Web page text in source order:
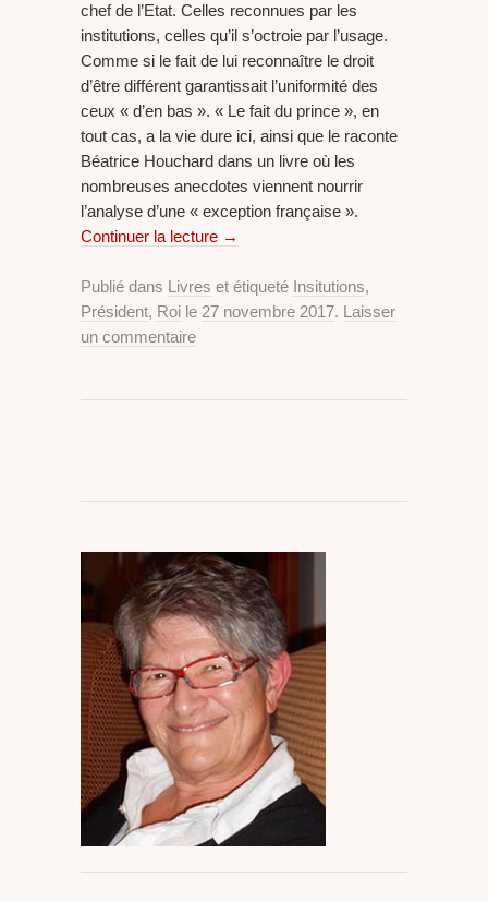
chef de l’Etat. Celles reconnues par les
institutions, celles qu’il s’octroie par l’usage.
Comme si le fait de lui reconnaître le droit
d’être différent garantissait l’uniformité des
ceux « d’en bas ». « Le fait du prince », en
tout cas, a la vie dure ici, ainsi que le raconte
Béatrice Houchard dans un livre où les
nombreuses anecdotes viennent nourrir
l’analyse d’une « exception française ».
Continuer la lecture →
Publié dans Livres et étiqueté Insitutions,
Président, Roi le 27 novembre 2017. Laisser
un commentaire